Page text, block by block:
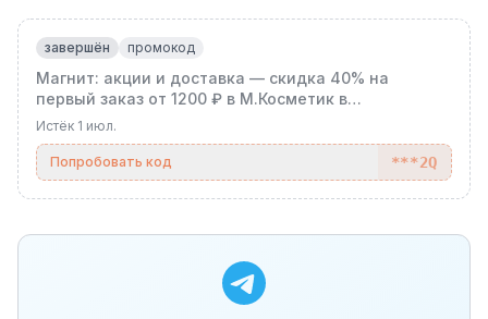
завершён промокод
Магнит: акции и доставка — скидка 40% на
первый заказ от 1200 ₽ в М.Косметик в
Краснодаре!
Истёк 1 июл.
Попробовать код ***2Q